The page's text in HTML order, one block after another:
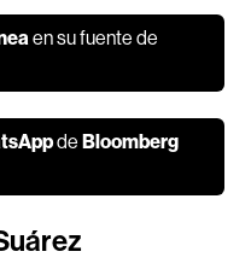
en su fuente de
deBloomberg